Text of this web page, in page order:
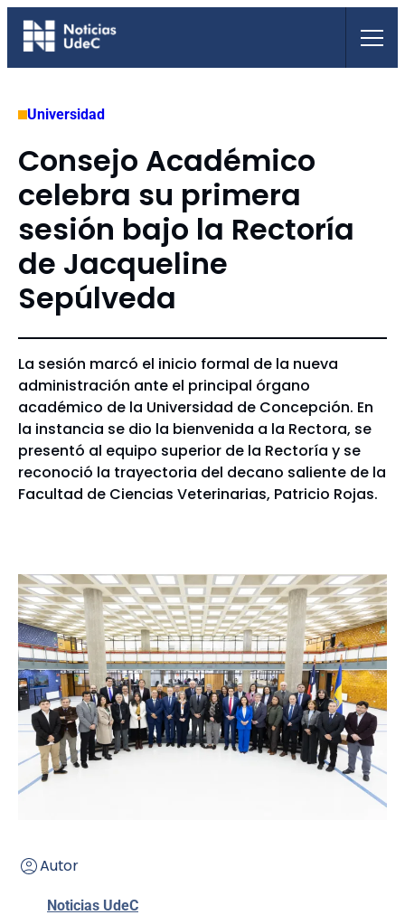
Saltar
Universidad
Consejo Académico
celebra su primera
sesión bajo la Rectoría
de Jacqueline
Sepúlveda
La sesión marcó el inicio formal de la nueva
administración ante el principal órgano
académico de la Universidad de Concepción. En
la instancia se dio la bienvenida a la Rectora, se
presentó al equipo superior de la Rectoría y se
reconoció la trayectoria del decano saliente de la
Facultad de Ciencias Veterinarias, Patricio Rojas.
Autor
Noticias UdeC